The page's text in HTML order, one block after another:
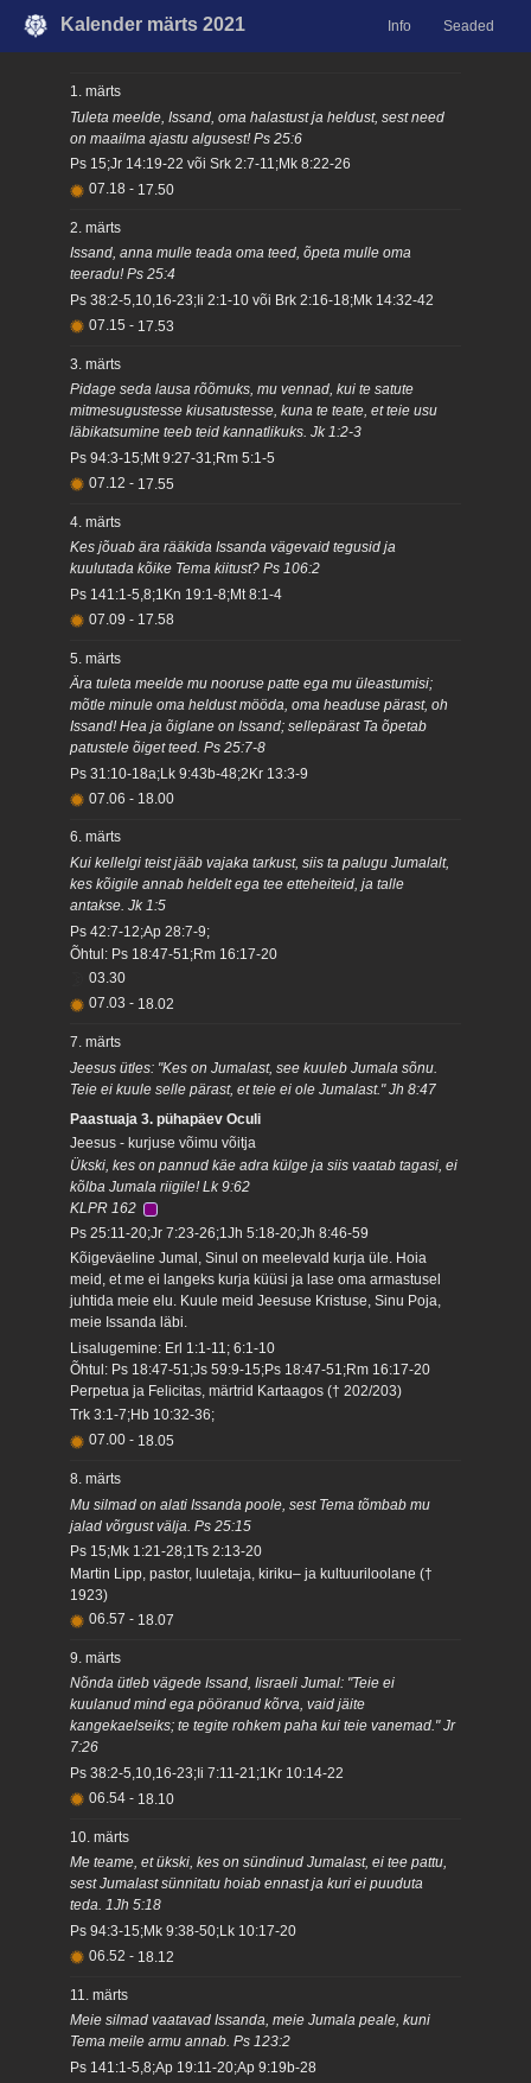
Kalender märts 2021 Info Seaded
1. märts
Tuleta meelde, Issand, oma halastust ja heldust, sest need
on maailma ajastu algusest! Ps 25:6
Ps 15;Jr 14:19-22 või Srk 2:7-11;Mk 8:22-26
07.18 - 17.50
2. märts
Issand, anna mulle teada oma teed, õpeta mulle oma
teeradu! Ps 25:4
Ps 38:2-5,10,16-23;Ii 2:1-10 või Brk 2:16-18;Mk 14:32-42
07.15 - 17.53
3. märts
Pidage seda lausa rõõmuks, mu vennad, kui te satute
mitmesugustesse kiusatustesse, kuna te teate, et teie usu
läbikatsumine teeb teid kannatlikuks. Jk 1:2-3
Ps 94:3-15;Mt 9:27-31;Rm 5:1-5
07.12 - 17.55
4. märts
Kes jõuab ära rääkida Issanda vägevaid tegusid ja
kuulutada kõike Tema kiitust? Ps 106:2
Ps 141:1-5,8;1Kn 19:1-8;Mt 8:1-4
07.09 - 17.58
5. märts
Ära tuleta meelde mu nooruse patte ega mu üleastumisi;
mõtle minule oma heldust mööda, oma headuse pärast, oh
Issand! Hea ja õiglane on Issand; sellepärast Ta õpetab
patustele õiget teed. Ps 25:7-8
Ps 31:10-18a;Lk 9:43b-48;2Kr 13:3-9
07.06 - 18.00
6. märts
Kui kellelgi teist jääb vajaka tarkust, siis ta palugu Jumalalt,
kes kõigile annab heldelt ega tee etteheiteid, ja talle
antakse. Jk 1:5
Ps 42:7-12;Ap 28:7-9;
Õhtul: Ps 18:47-51;Rm 16:17-20
03.30
07.03 - 18.02
7. märts
Jeesus ütles: "Kes on Jumalast, see kuuleb Jumala sõnu.
Teie ei kuule selle pärast, et teie ei ole Jumalast." Jh 8:47
Paastuaja 3. pühapäev Oculi
Jeesus - kurjuse võimu võitja
Ükski, kes on pannud käe adra külge ja siis vaatab tagasi, ei
kõlba Jumala riigile! Lk 9:62
KLPR 162
Ps 25:11-20;Jr 7:23-26;1Jh 5:18-20;Jh 8:46-59
Kõigeväeline Jumal, Sinul on meelevald kurja üle. Hoia
meid, et me ei langeks kurja küüsi ja lase oma armastusel
juhtida meie elu. Kuule meid Jeesuse Kristuse, Sinu Poja,
meie Issanda läbi.
Lisalugemine: Erl 1:1-11; 6:1-10
Õhtul: Ps 18:47-51;Js 59:9-15;Ps 18:47-51;Rm 16:17-20
Perpetua ja Felicitas, märtrid Kartaagos († 202/203)
Trk 3:1-7;Hb 10:32-36;
07.00 - 18.05
8. märts
Mu silmad on alati Issanda poole, sest Tema tõmbab mu
jalad võrgust välja. Ps 25:15
Ps 15;Mk 1:21-28;1Ts 2:13-20
Martin Lipp, pastor, luuletaja, kiriku– ja kultuuriloolane (†
1923)
06.57 - 18.07
9. märts
Nõnda ütleb vägede Issand, Iisraeli Jumal: "Teie ei
kuulanud mind ega pööranud kõrva, vaid jäite
kangekaelseiks; te tegite rohkem paha kui teie vanemad." Jr
7:26
Ps 38:2-5,10,16-23;Ii 7:11-21;1Kr 10:14-22
06.54 - 18.10
10. märts
Me teame, et ükski, kes on sündinud Jumalast, ei tee pattu,
sest Jumalast sünnitatu hoiab ennast ja kuri ei puuduta
teda. 1Jh 5:18
Ps 94:3-15;Mk 9:38-50;Lk 10:17-20
06.52 - 18.12
11. märts
Meie silmad vaatavad Issanda, meie Jumala peale, kuni
Tema meile armu annab. Ps 123:2
Ps 141:1-5,8;Ap 19:11-20;Ap 9:19b-28